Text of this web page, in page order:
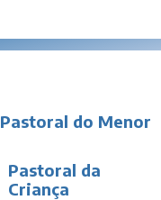
Pastoral do Menor
Pastoral da
Criança